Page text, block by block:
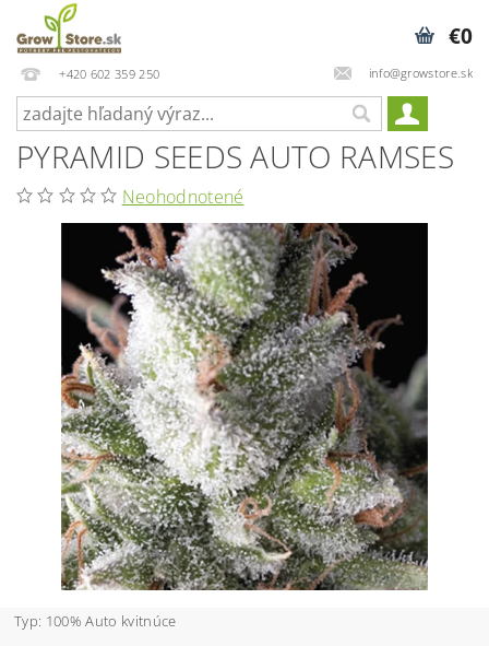
+420 602 359 250 info@growstore.sk
€0
PYRAMID SEEDS AUTO RAMSES
Neohodnotené
Typ: 100% Auto kvitnúce